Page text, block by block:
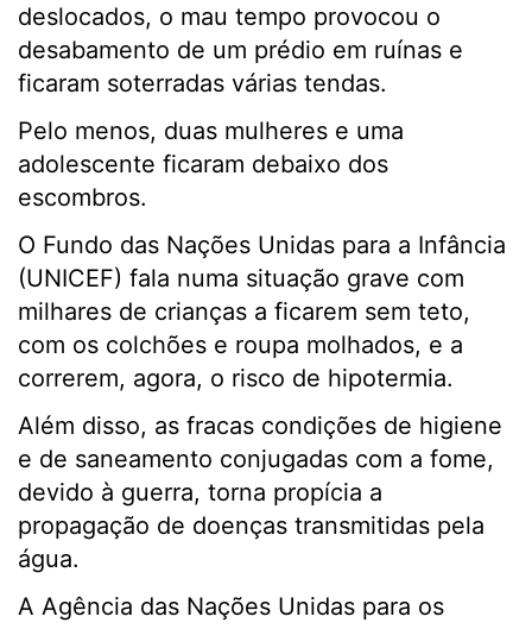
deslocados, o mau tempo provocou o
desabamento de um prédio em ruínas e
ficaram soterradas várias tendas.
Pelo menos, duas mulheres e uma
adolescente ficaram debaixo dos
escombros.
O Fundo das Nações Unidas para a Infância
(UNICEF) fala numa situação grave com
milhares de crianças a ficarem sem teto,
com os colchões e roupa molhados, e a
correrem, agora, o risco de hipotermia.
Além disso, as fracas condições de higiene
e de saneamento conjugadas com a fome,
devido à guerra, torna propícia a
propagação de doenças transmitidas pela
água.
A Agência das Nações Unidas para os